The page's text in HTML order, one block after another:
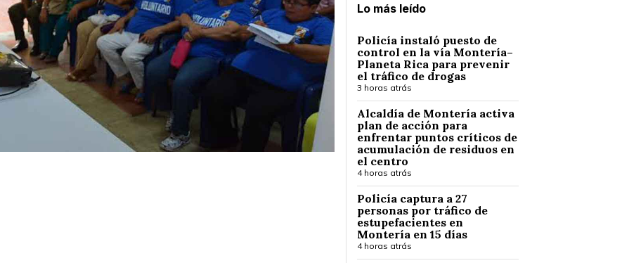
Lo más leído
Policía instaló puesto de
control en la vía Montería–
Planeta Rica para prevenir
el tráfico de drogas
3 horas atrás
Alcaldía de Montería activa
plan de acción para
enfrentar puntos críticos de
acumulación de residuos en
el centro
4 horas atrás
Policía captura a 27
personas por tráfico de
estupefacientes en
Montería en 15 días
4 horas atrás